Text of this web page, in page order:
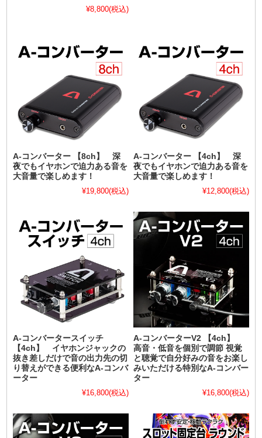
¥8,800(税込)
A-コンバーター 【8ch】 深
夜でもイヤホンで迫力ある音を
大音量で楽しめます！
¥19,800(税込)
A-コンバーター 【4ch】 深
夜でもイヤホンで迫力ある音を
大音量で楽しめます！
¥12,800(税込)
A-コンバータースイッチ
【4ch】 イヤホンジャックの
抜き差しだけで音の出力先の切
り替えができる便利なA-コンバ
ーター
¥16,800(税込)
A-コンバーターV2 【4ch】
高音・低音を個別で調節 視覚
と聴覚で自分好みの音をお楽し
みいただける特別なA-コンバー
ター
¥16,800(税込)